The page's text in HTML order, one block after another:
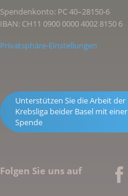
Spendenkonto: PC 40–28150-6
IBAN: CH11 0900 0000 4002 8150 6
Privatsphäre-Einstellungen
Unterstützen Sie die Arbeit der
Krebsliga beider Basel mit einer
Spende
Folgen Sie uns auf